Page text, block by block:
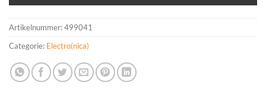
Artikelnummer:499041
Categorie: Electro(nica)